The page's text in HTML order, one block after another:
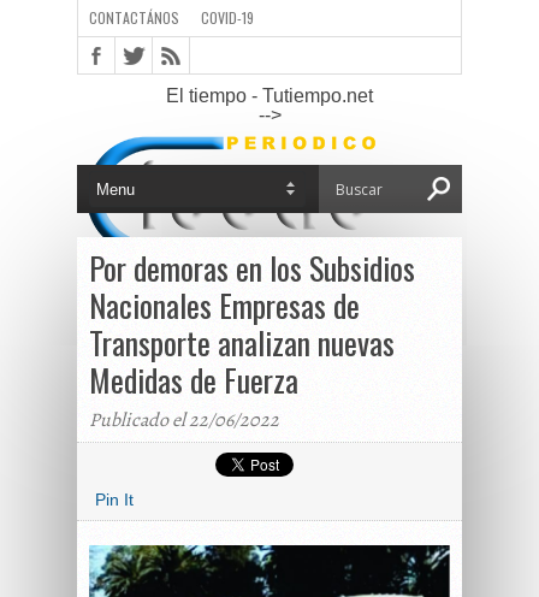
CONTACTÁNOS COVID-19
El tiempo - Tutiempo.net
-->
Por demoras en los Subsidios
Nacionales Empresas de
Transporte analizan nuevas
Medidas de Fuerza
Publicado el 22/06/2022
Pin It